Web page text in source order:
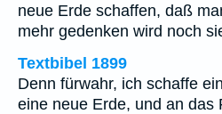
neue Erde schaffen, daß
mehr gedenken wird noch
Textbibel 1899
Denn fürwahr, ich schaffe
eine neue Erde, und an das